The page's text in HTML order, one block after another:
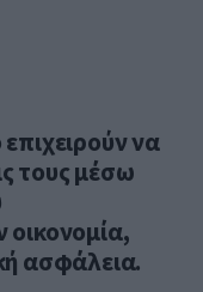
να
τους μέσω
οικονομία,
ασφάλεια.